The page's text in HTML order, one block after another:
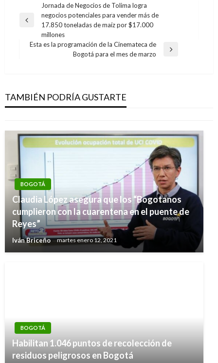
Navegación
de
entradas
Entrada
anterior
Jornada de Negocios de Tolima logra
negocios potenciales para vender más de
17.850 toneladas de maíz por $17.000
millones
Esta es la programación de la Cinemateca de
Bogotá para el mes de marzo
TAMBIÉN PODRÍA GUSTARTE
aeropuerto El Dorado
Ariel Cabrera miércoles noviembre 7, 2018
BOGOTÁ
Claudia López asegura que los “Bogotanos
cumplieron con la cuarentena en el puente de
Reyes”
Iván Briceño martes enero 12, 2021
BOGOTÁ
Habilitan 1.046 puntos de recolección de
residuos peligrosos en Bogotá